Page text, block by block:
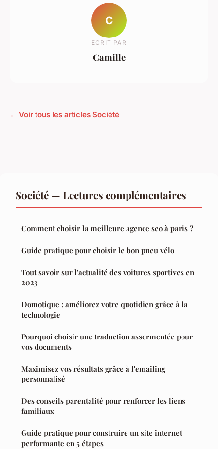
C
ECRIT PAR
Camille
← Voir tous les articles Société
Société — Lectures complémentaires
Comment choisir la meilleure agence seo à paris ?
Guide pratique pour choisir le bon pneu vélo
Tout savoir sur l'actualité des voitures sportives en
2023
Domotique : améliorez votre quotidien grâce à la
technologie
Pourquoi choisir une traduction assermentée pour
vos documents
Maximisez vos résultats grâce à l'emailing
personnalisé
Des conseils parentalité pour renforcer les liens
familiaux
Guide pratique pour construire un site internet
performante en 5 étapes